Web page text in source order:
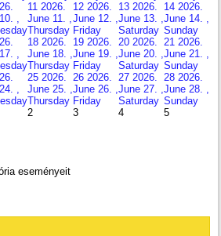
,
11 2026.
June 11. ,
Thursday
12 2026.
June 12. ,
Friday
13 2026.
June 13. ,
Saturday
14 2026.
June 14. ,
Sunday
,
18 2026.
June 18. ,
Thursday
19 2026.
June 19. ,
Friday
20 2026.
June 20. ,
Saturday
21 2026.
June 21. ,
Sunday
,
25 2026.
June 25. ,
Thursday
26 2026.
June 26. ,
Friday
27 2026.
June 27. ,
Saturday
28 2026.
June 28. ,
Sunday
2 3 4 5
eseményeit